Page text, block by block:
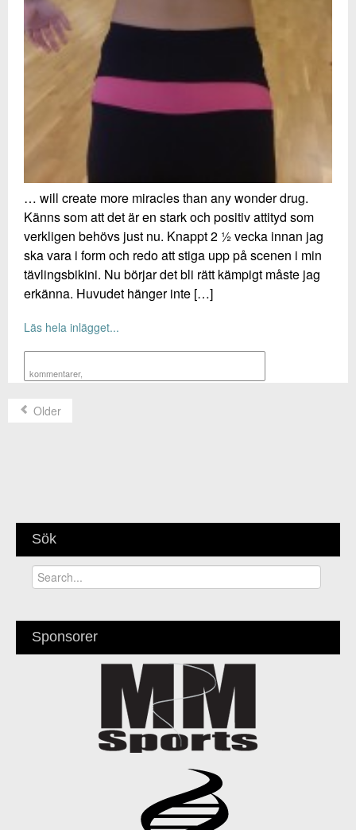
… will create more miracles than any wonder drug.
Känns som att det är en stark och positiv attityd som
verkligen behövs just nu. Knappt 2 ½ vecka innan jag
ska vara i form och redo att stiga upp på scenen i min
tävlingsbikini. Nu börjar det bli rätt kämpigt måste jag
erkänna. Huvudet hänger inte […]
Läs hela inlägget...
kommentarer,
Older
Sök
Sponsorer